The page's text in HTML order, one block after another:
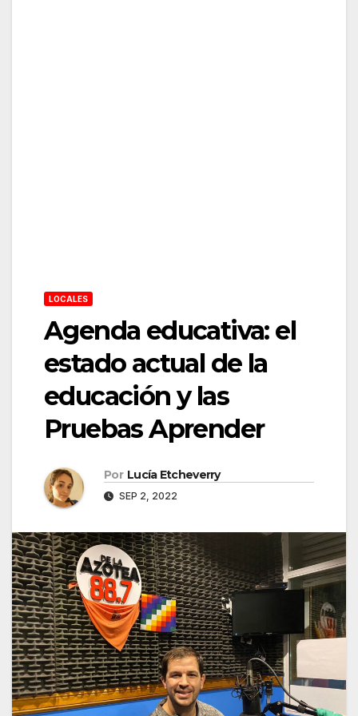
LOCALES
Agenda educativa: el
estado actual de la
educación y las
Pruebas Aprender
Por Lucía Etcheverry
SEP 2, 2022